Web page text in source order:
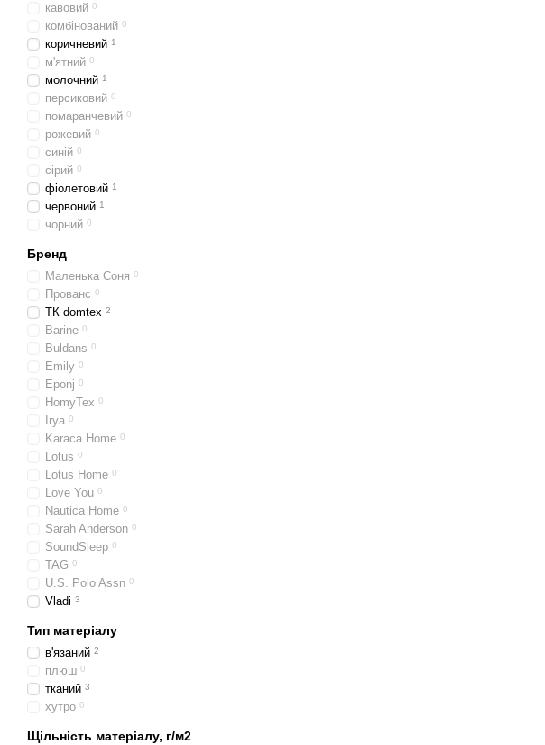
кавовий 0
комбінований 0
коричневий 1
м'ятний 0
молочний 1
персиковий 0
помаранчевий 0
рожевий 0
синій 0
сірий 0
фіолетовий 1
червоний 1
чорний 0
Бренд
Маленька Соня 0
Прованс 0
ТК domtex 2
Barine 0
Buldans 0
Emily 0
Eponj 0
HomyTex 0
Irya 0
Karaca Home 0
Lotus 0
Lotus Home 0
Love You 0
Nautica Home 0
Sarah Anderson 0
SoundSleep 0
TAG 0
U.S. Polo Assn 0
Vladi 3
Тип матеріалу
в'язаний 2
плюш 0
тканий 3
хутро 0
Щільність матеріалу, г/м2